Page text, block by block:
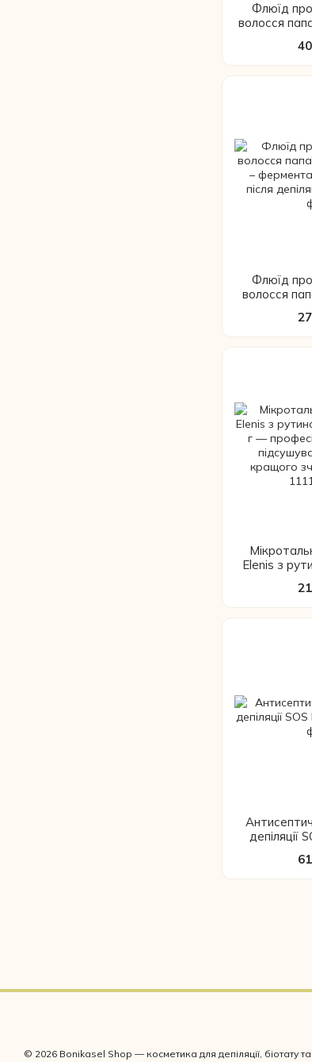
Флюїд
волосся
після
Флюїд
волосся
після
Elenis з
для
кращого
депіляції
© 2026 Bonikasel Shop — косметика для депіляції, біотату та